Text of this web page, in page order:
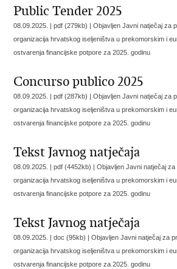
Public Tender 2025
08.09.2025. | pdf (279kb) |Objavljen Javni natječaj za
organizacija hrvatskog iseljeništva u prekomorskim i
ostvarenja financijske potpore za 2025. godinu
Concurso publico 2025
08.09.2025. | pdf (287kb) |Objavljen Javni natječaj za
organizacija hrvatskog iseljeništva u prekomorskim i
ostvarenja financijske potpore za 2025. godinu
Tekst Javnog natječaja
08.09.2025. | pdf (4452kb) |Objavljen Javni natječaj
organizacija hrvatskog iseljeništva u prekomorskim i
ostvarenja financijske potpore za 2025. godinu
Tekst Javnog natječaja
08.09.2025. | doc (95kb) |Objavljen Javni natječaj za
organizacija hrvatskog iseljeništva u prekomorskim i
ostvarenja financijske potpore za 2025. godinu